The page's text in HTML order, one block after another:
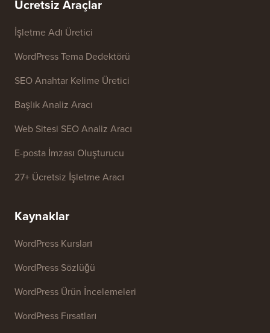
Ücretsiz Araçlar
İşletme Adı Üretici
WordPress Tema Dedektörü
SEO Anahtar Kelime Üretici
Başlık Analiz Aracı
Web Sitesi SEO Analiz Aracı
E-posta İmzası Oluşturucu
27+ Ücretsiz İşletme Aracı
Kaynaklar
WordPress Kursları
WordPress Sözlüğü
WordPress Ürün İncelemeleri
WordPress Fırsatları